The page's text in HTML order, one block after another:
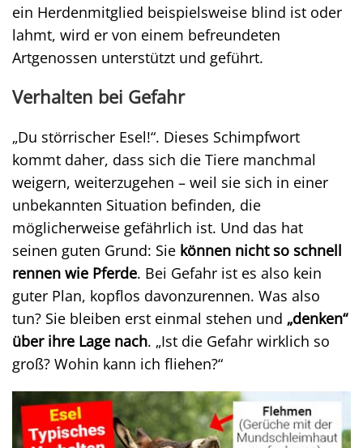
ein Herdenmitglied beispielsweise blind ist oder
lahmt, wird er von einem befreundeten
Artgenossen unterstützt und geführt.
Verhalten bei Gefahr
„Du störrischer Esel!“. Dieses Schimpfwort
kommt daher, dass sich die Tiere manchmal
weigern, weiterzugehen – weil sie sich in einer
unbekannten Situation befinden, die
möglicherweise gefährlich ist. Und das hat
seinen guten Grund: Sie können nicht so schnell
rennen wie Pferde. Bei Gefahr ist es also kein
guter Plan, kopflos davonzurennen. Was also
tun? Sie bleiben erst einmal stehen und „denken“
über ihre Lage nach. „Ist die Gefahr wirklich so
groß? Wohin kann ich fliehen?“